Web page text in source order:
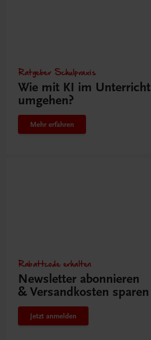
Ratgeber Schulpraxis
Wie mit KI im Unterricht
umgehen?
Mehr erfahren
Rabattcode erhalten
Newsletter abonnieren
& Versandkosten sparen
Jetzt anmelden